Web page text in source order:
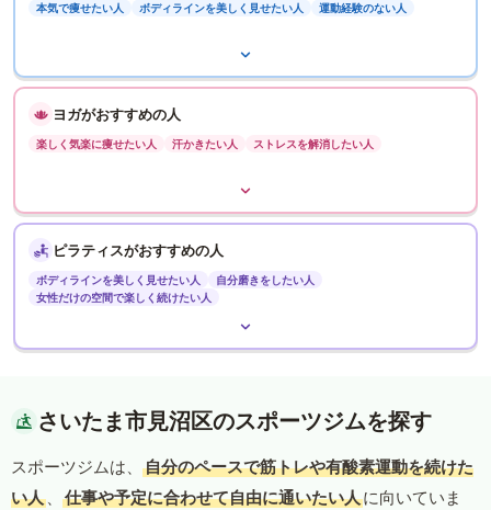
本気で痩せたい人 ボディラインを美しく見せたい人 運動経験のない人
ヨガがおすすめの人
楽しく気楽に痩せたい人 汗かきたい人 ストレスを解消したい人
ピラティスがおすすめの人
ボディラインを美しく見せたい人
自分磨きをしたい人
女性だけの空間で楽しく続けたい人
さいたま市見沼区のスポーツジムを探す
スポーツジムは、
自分のペースで筋トレや有酸素運動を続けた
い人 、 仕事や予定に合わせて自由に通いたい人に向いていま